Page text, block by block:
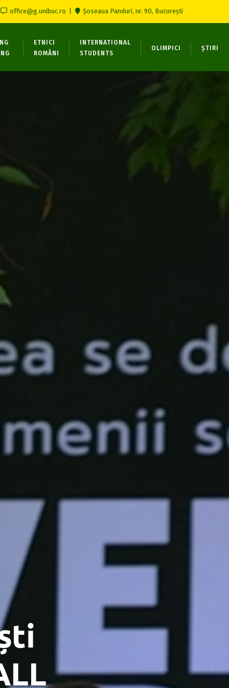
office@g.unibuc.ro Șoseaua Panduri, nr. 90, București
ETNICI
ROMÂNI
INTERNATIONAL
STUDENTS
OLIMPICI ȘTIRI